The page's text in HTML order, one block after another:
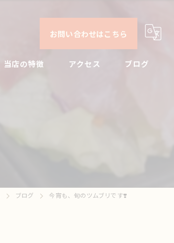
お問い合わせはこちら
当店の特徴
ドリンク
アクセス ブログ
ブログ 今宵も、旬のツムブリです❣️